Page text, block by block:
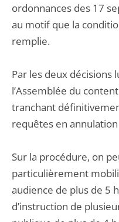
ordonnances des 17
au motif que la
remplie.
Par les deux décisions
l’Assemblée du
tranchant
requêtes en
Sur la procédure, on
particulièrement
audience de plus de 5
d’instruction de